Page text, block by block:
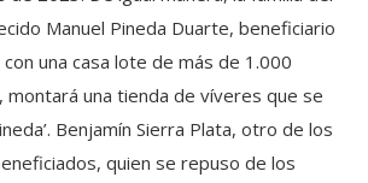
Manuel Pineda Duarte, beneficiario
una casa lote de más de 1.000
una tienda de víveres que se
Benjamín Sierra Plata, otro de los
quien se repuso de los